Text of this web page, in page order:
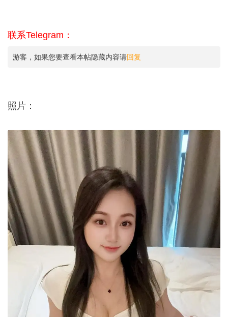
联系Telegram：
游客，如果您要查看本帖隐藏内容请回复
照片：